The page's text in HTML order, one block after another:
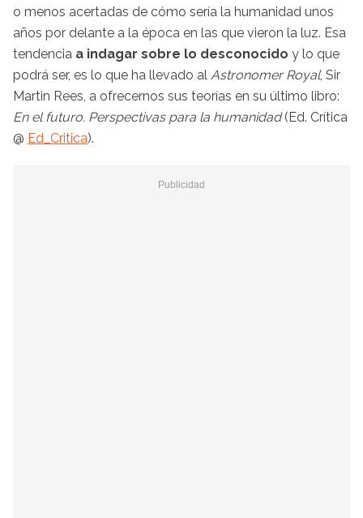
o menos acertadas de cómo sería la humanidad unos
años por delante a la época en las que vieron la luz. Esa
tendencia a indagar sobre lo desconocido y lo que
podrá ser, es lo que ha llevado al Astronomer Royal, Sir
Martin Rees, a ofrecernos sus teorías en su último libro:
En el futuro. Perspectivas para la humanidad(Ed. Crítica
@ Ed_Critica).